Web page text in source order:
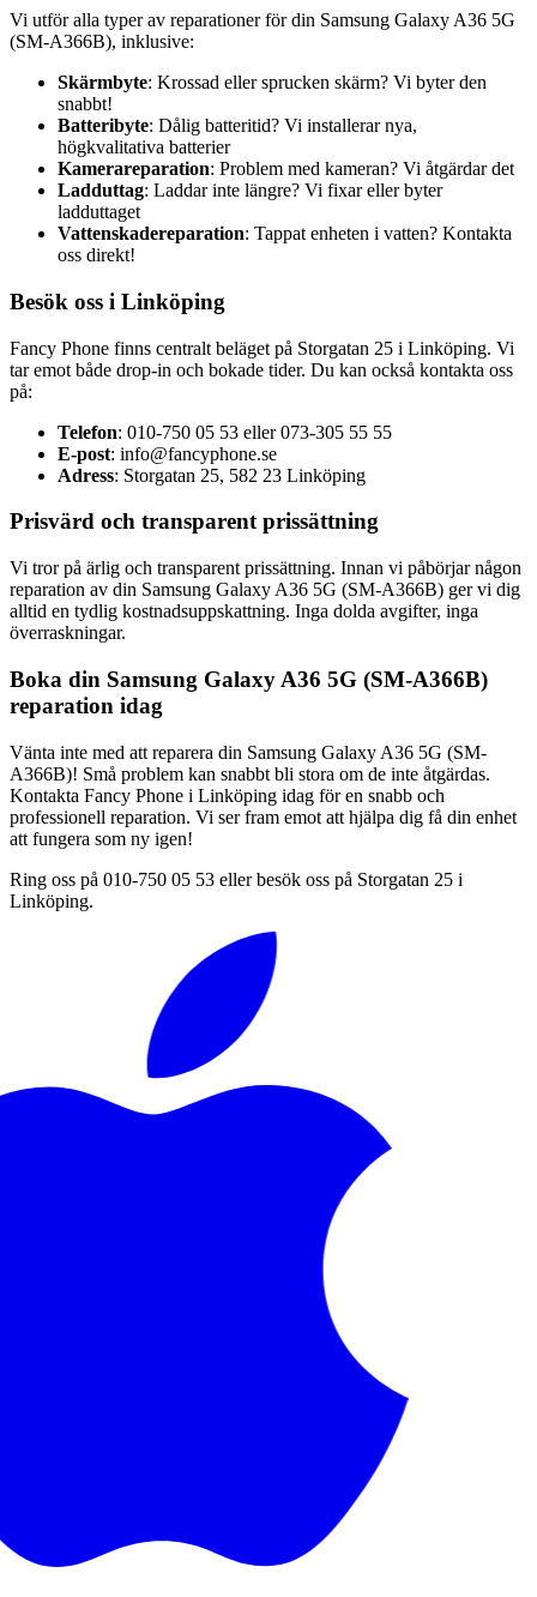
Vi utför alla typer av reparationer för din Samsung Galaxy A36 5G
(SM-A366B), inklusive:
Skärmbyte: Krossad eller sprucken skärm? Vi byter den
snabbt!
Batteribyte: Dålig batteritid? Vi installerar nya,
högkvalitativa batterier
Kamerareparation: Problem med kameran? Vi åtgärdar det
Ladduttag: Laddar inte längre? Vi fixar eller byter
ladduttaget
Vattenskadereparation: Tappat enheten i vatten? Kontakta
oss direkt!
Besök oss i Linköping
Fancy Phone finns centralt beläget på Storgatan 25 i Linköping. Vi
tar emot både drop-in och bokade tider. Du kan också kontakta oss
på:
Telefon: 010-750 05 53 eller 073-305 55 55
E-post: info@fancyphone.se
Adress: Storgatan 25, 582 23 Linköping
Prisvärd och transparent prissättning
Vi tror på ärlig och transparent prissättning. Innan vi påbörjar någon
reparation av din Samsung Galaxy A36 5G (SM-A366B) ger vi dig
alltid en tydlig kostnadsuppskattning. Inga dolda avgifter, inga
överraskningar.
Boka din Samsung Galaxy A36 5G (SM-A366B)
reparation idag
Vänta inte med att reparera din Samsung Galaxy A36 5G (SM-
A366B)! Små problem kan snabbt bli stora om de inte åtgärdas.
Kontakta Fancy Phone i Linköping idag för en snabb och
professionell reparation. Vi ser fram emot att hjälpa dig få din enhet
att fungera som ny igen!
Ring oss på 010-750 05 53 eller besök oss på Storgatan 25 i
Linköping.